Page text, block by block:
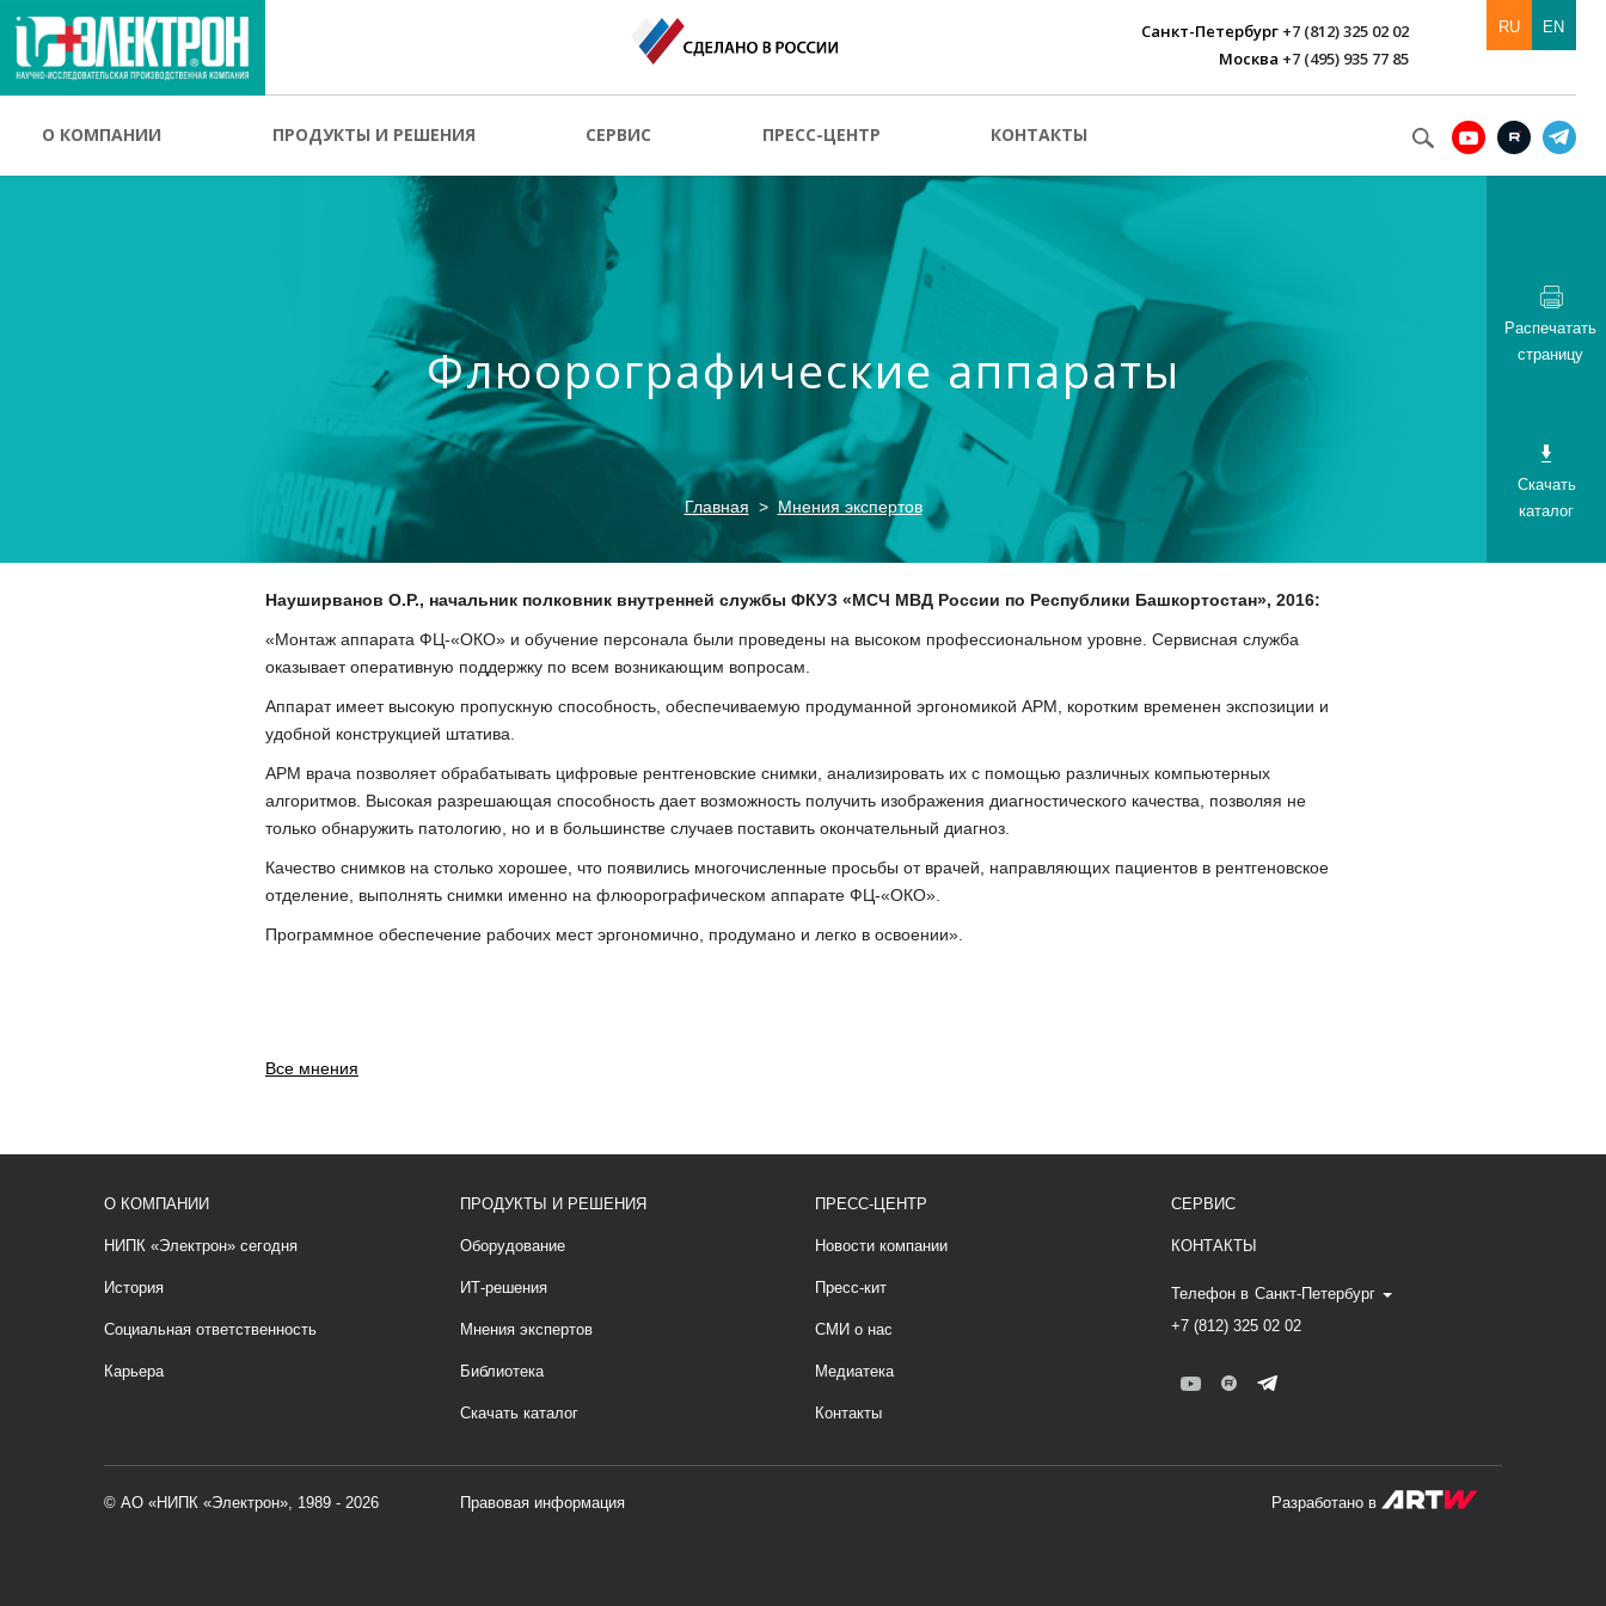
Санкт-Петербург +7 (812) 325 02 02
Москва +7 (495) 935 77 85
RU EN
О КОМПАНИИ ПРОДУКТЫ И РЕШЕНИЯ СЕРВИС ПРЕСС-ЦЕНТР КОНТАКТЫ
Флюорографические аппараты
Главная Мнения экспертов
Распечатать
страницу
Скачать
каталог
Науширванов О.Р., начальник полковник внутренней службы ФКУЗ «МСЧ МВД России по Республики Башкортостан», 2016:
«Монтаж аппарата ФЦ-«ОКО» и обучение персонала были проведены на высоком профессиональном уровне. Сервисная служба
оказывает оперативную поддержку по всем возникающим вопросам.
Аппарат имеет высокую пропускную способность, обеспечиваемую продуманной эргономикой АРМ, коротким временен экспозиции и
удобной конструкцией штатива.
АРМ врача позволяет обрабатывать цифровые рентгеновские снимки, анализировать их с помощью различных компьютерных
алгоритмов. Высокая разрешающая способность дает возможность получить изображения диагностического качества, позволяя не
только обнаружить патологию, но и в большинстве случаев поставить окончательный диагноз.
Качество снимков на столько хорошее, что появились многочисленные просьбы от врачей, направляющих пациентов в рентгеновское
отделение, выполнять снимки именно на флюорографическом аппарате ФЦ-«ОКО».
Программное обеспечение рабочих мест эргономично, продумано и легко в освоении».
Все мнения
О КОМПАНИИ
НИПК «Электрон» сегодня
История
Социальная ответственность
Карьера
ПРОДУКТЫ И РЕШЕНИЯ
Оборудование
ИТ-решения
Мнения экспертов
Библиотека
Скачать каталог
ПРЕСС-ЦЕНТР
Новости компании
Пресс-кит
СМИ о нас
Медиатека
Контакты
СЕРВИС
КОНТАКТЫ
Телефон в Санкт-Петербург
+7 (812) 325 02 02
© АО «НИПК «Электрон», 1989 - 2026 Правовая информация Разработано в